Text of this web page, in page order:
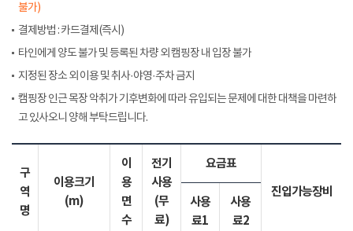
불가)
결제방법 : 카드결제(즉시)
타인에게 양도 불가 및 등록된 차량 외 캠핑장 내 입장 불가
지정된 장소 외 이용 및 취사·야영·주차 금지
캠핑장 인근 목장 악취가 기후변화에 따라 유입되는 문제에 대한 대책을 마련하
고 있사오니 양해 부탁드립니다.
구
역
명
이용크기
(m)
이
용
면
수
전기
사용
(무
료)
요금표
진입가능장비
사용
료1
사용
료2